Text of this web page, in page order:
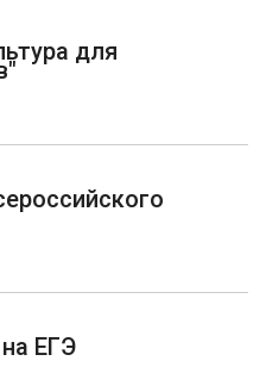
для
ЕГЭ